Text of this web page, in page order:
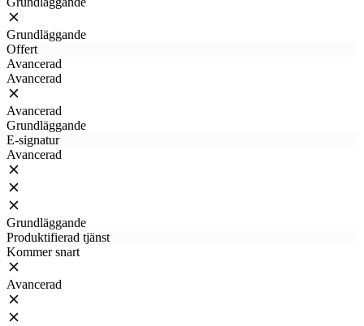
Grundläggande
Offert
Avancerad
Avancerad
Avancerad
Grundläggande
E-signatur
Avancerad
Grundläggande
Produktifierad tjänst
Kommer snart
Avancerad